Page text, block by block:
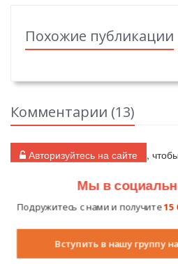
Похожие публикации
Комментарии (13)
Авторизуйтесь на сайте
,
Людмила
Мы в
Подружитесь с нами и получите15
Вступить в нашу группу